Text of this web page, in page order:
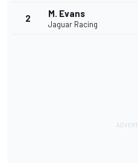
2 M. Evans
Jaguar Racing